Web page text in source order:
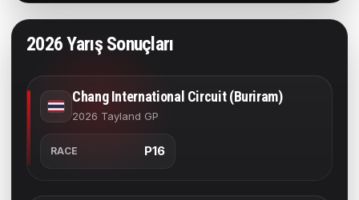
2026 Yarış Sonuçları
Chang International Circuit (Buriram)
2026 Tayland GP
RACE P16